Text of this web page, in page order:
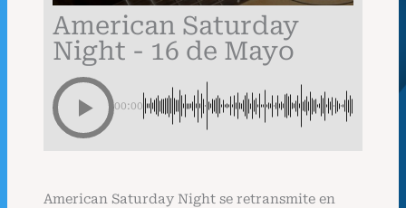
American Saturday
Night - 16 de Mayo
00:00
American Saturday Night se retransmite en